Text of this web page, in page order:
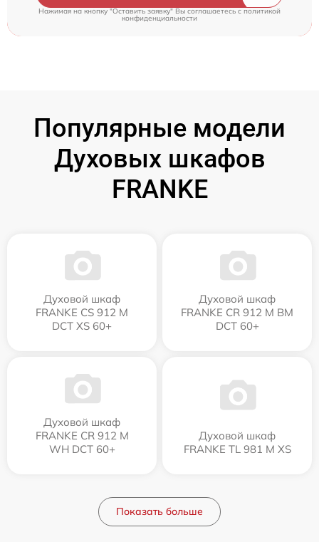
Нажимая на кнопку "Оставить заявку" Вы соглашаетесь cполитикой
конфиденциальности
Популярные модели
Духовых шкафов
FRANKE
Духовой шкаф
FRANKE CS 912 M
DCT XS 60+
Духовой шкаф
FRANKE CR 912 M BM
DCT 60+
Духовой шкаф
FRANKE CR 912 M
WH DCT 60+
Духовой шкаф
FRANKE TL 981 M XS
Показать больше